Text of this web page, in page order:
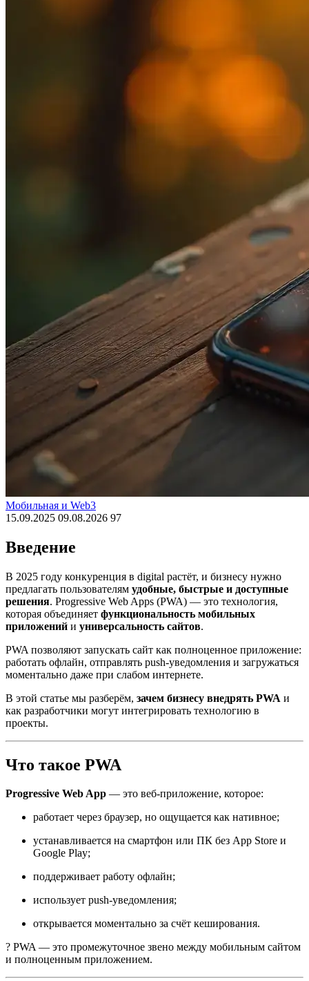
Мобильная и Web3
15.09.2025 09.08.2026 97
Введение
В 2025 году конкуренция в digital растёт, и бизнесу нужно
предлагать пользователям удобные, быстрые и доступные
решения. Progressive Web Apps (PWA) — это технология,
которая объединяет функциональность мобильных
приложений и универсальность сайтов.
PWA позволяют запускать сайт как полноценное приложение:
работать офлайн, отправлять push-уведомления и загружаться
моментально даже при слабом интернете.
В этой статье мы разберём, зачем бизнесу внедрять PWA и
как разработчики могут интегрировать технологию в
проекты.
Что такое PWA
Progressive Web App — это веб-приложение, которое:
работает через браузер, но ощущается как нативное;
устанавливается на смартфон или ПК без App Store и
Google Play;
поддерживает работу офлайн;
использует push-уведомления;
открывается моментально за счёт кеширования.
? PWA — это промежуточное звено между мобильным сайтом
и полноценным приложением.